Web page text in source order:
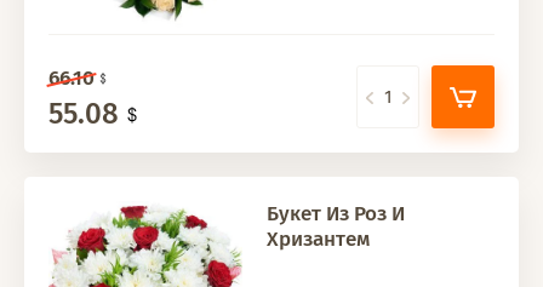
66.10
55.08
Букет Из Роз И
Хризантем